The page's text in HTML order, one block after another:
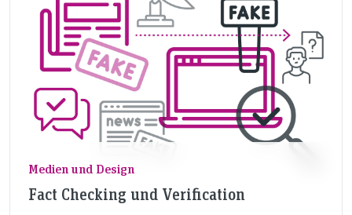
Medien und Design
Fact Checking und Verification